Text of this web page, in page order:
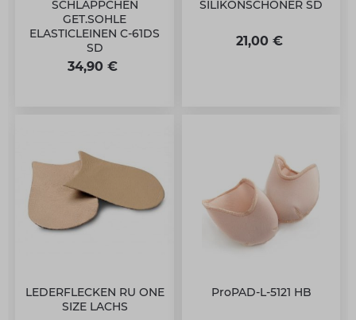
SCHLÄPPCHEN
GET.SOHLE
ELASTICLEINEN C-61DS
SD
34,90 €
SILIKONSCHONER SD
21,00 €
LEDERFLECKEN RU ONE
SIZE LACHS
ProPAD-L-5121 HB